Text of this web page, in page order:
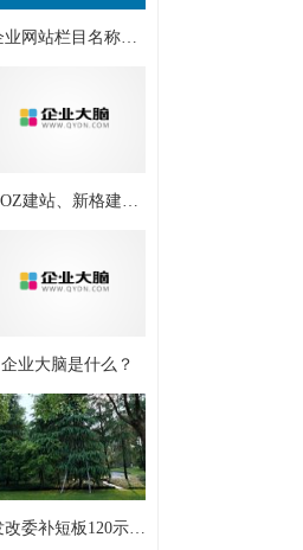
企业网站栏目名称英汉对照表，网站栏目名称英文【建站通宝】
GOZ建站、新格建站给企业网站建的几点意见
企业大脑是什么？
发改委补短板120示范县能打开1500县域环保局面么？